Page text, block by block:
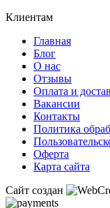
Клиентам
Главная
Блог
О нас
Отзывы
Оплата и
Вакансии
Контакты
Политика
Оферта
Карта сайта
Сайт создан